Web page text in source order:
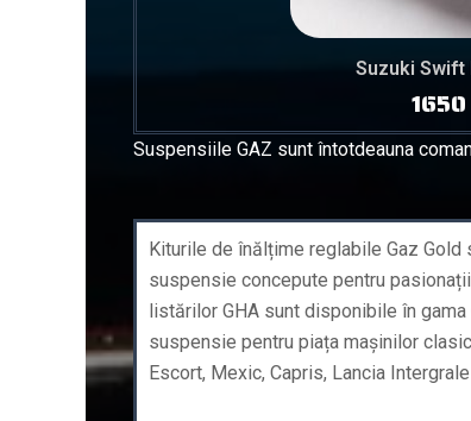
Suzuki Swift
Suspensiile GAZ sunt întotdeauna
Kiturile de înălțime reglabile Gaz
suspensie concepute pentru
listărilor GHA sunt disponibile în
suspensie pentru piața mașinilor
Escort, Mexic, Capris, Lancia Intergrale